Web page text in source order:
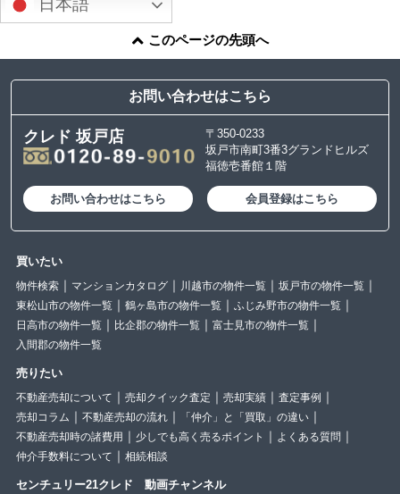
日本語
このページの先頭へ
お問い合わせはこちら
クレド 坂戸店
〒350-0233
坂戸市南町3番3グランドヒルズ
福徳壱番館１階
お問い合わせはこちら 会員登録はこちら
買いたい
物件検索 マンションカタログ 川越市の物件一覧
坂戸市の物件一覧
東松山市の物件一覧
鶴ヶ島市の物件一覧
ふじみ野市の物件一覧
日高市の物件一覧
比企郡の物件一覧
富士見市の物件一覧
入間郡の物件一覧
売りたい
不動産売却について 売却クイック査定 売却実績
査定事例
売却コラム
不動産売却の流れ
「仲介」と「買取」の違い
不動産売却時の諸費用
少しでも高く売るポイント
よくある質問
仲介手数料について
相続相談
センチュリー21クレド 動画チャンネル